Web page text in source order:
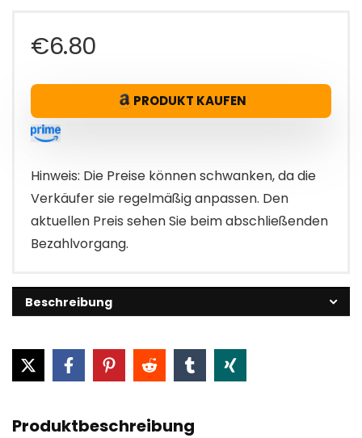
€6.80
PRODUKT KAUFEN
Hinweis: Die Preise können schwanken, da die
Verkäufer sie regelmäßig anpassen. Den
aktuellen Preis sehen Sie beim abschließenden
Bezahlvorgang.
Beschreibung
Produktbeschreibung